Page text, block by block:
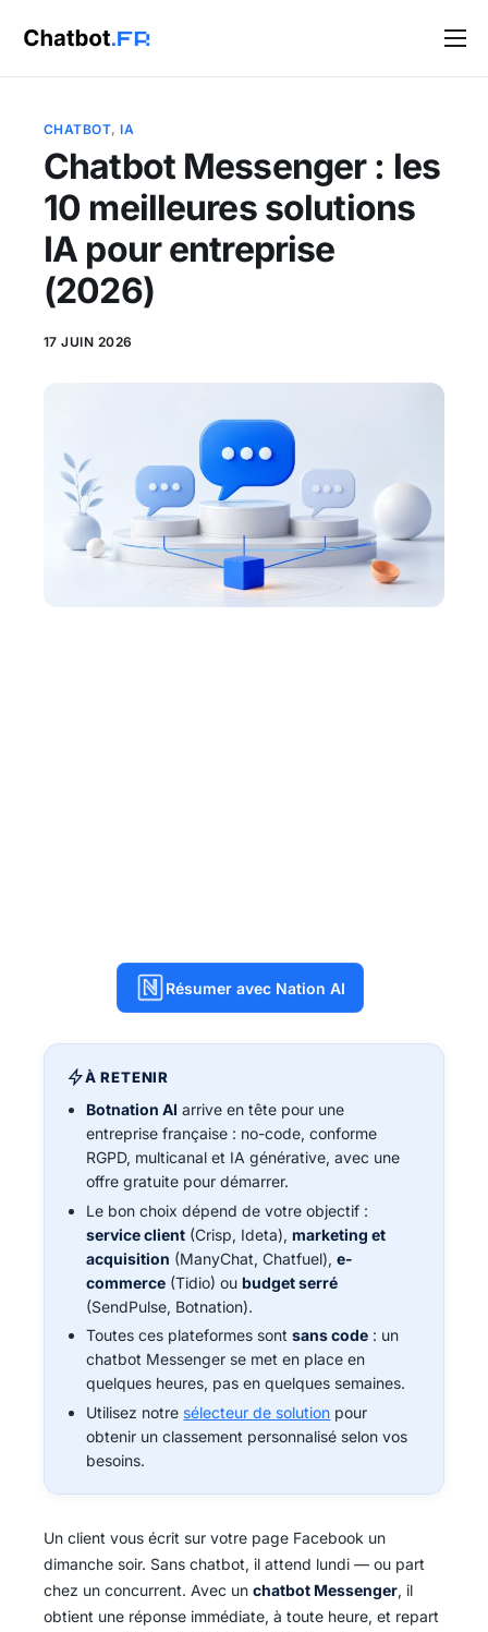
Solutions
Blog
Contact
CHATBOT,IA
Chatbot Messenger : les
10 meilleures solutions
IA pour entreprise
(2026)
17 JUIN 2026
Résumer avec Nation AI
À RETENIR
Botnation AI arrive en tête pour une
entreprise française : no-code, conforme
RGPD, multicanal et IA générative, avec une
offre gratuite pour démarrer.
Le bon choix dépend de votre objectif :
service client (Crisp, Ideta),marketing et
acquisition (ManyChat, Chatfuel),e-
commerce (Tidio) oubudget serré
(SendPulse, Botnation).
Toutes ces plateformes sontsans code : un
chatbot Messenger se met en place en
quelques heures, pas en quelques semaines.
Utilisez notre sélecteur de solution pour
obtenir un classement personnalisé selon vos
besoins.
Un client vous écrit sur votre page Facebook un
dimanche soir. Sans chatbot, il attend lundi — ou part
chez un concurrent. Avec un chatbot Messenger, il
obtient une réponse immédiate, à toute heure, et repart